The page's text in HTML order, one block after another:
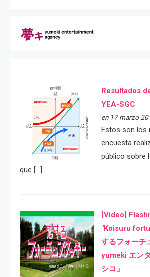
Resultados
YEA-SGC
en 17 marzo
Estos son los
encuesta
público sobre
que […]
[Video]
"Koisuru
するフォーチ
yumeki エン
シコ」